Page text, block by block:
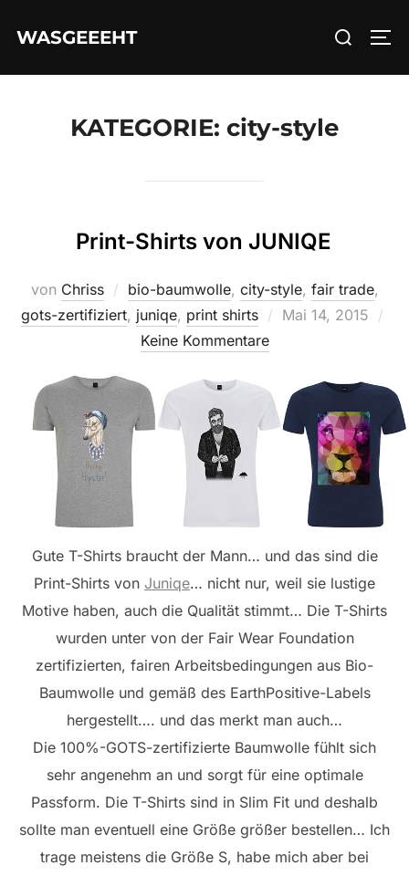
InhaltWASGEEEHT
Suchen
KATEGORIE: city-style
Print-Shirts von JUNIQE
von Chriss bio-baumwolle, city-style, fair trade,
gots-zertifiziert, juniqe, print shirts
Veröffentlicht
Mai 14, 2015
Keine Kommentare
Gute T-Shirts braucht der Mann… und das sind die
Print-Shirts von Juniqe… nicht nur, weil sie lustige
Motive haben, auch die Qualität stimmt… Die T-Shirts
wurden unter von der Fair Wear Foundation
zertifizierten, fairen Arbeitsbedingungen aus Bio-
Baumwolle und gemäß des EarthPositive-Labels
hergestellt…. und das merkt man auch…
Die 100%-GOTS-zertifizierte Baumwolle fühlt sich
sehr angenehm an und sorgt für eine optimale
Passform. Die T-Shirts sind in Slim Fit und deshalb
sollte man eventuell eine Größe größer bestellen… Ich
trage meistens die Größe S, habe mich aber bei